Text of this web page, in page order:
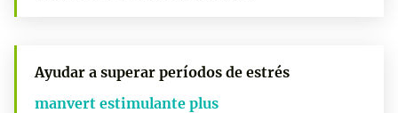
Ayudar a superar períodos de estrés
manvert estimulante plus